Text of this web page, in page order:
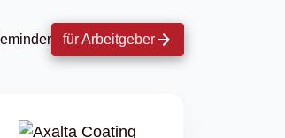
für Arbeitgeber